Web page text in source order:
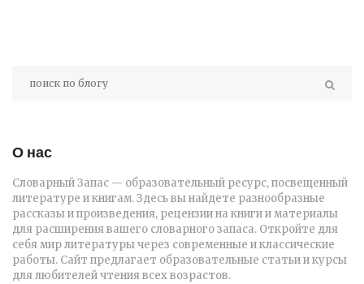
О нас
Словарный Запас — образовательный ресурс, посвещенный
литературе и книгам. Здесь вы найдете разнообразные
рассказы и произведения, рецензии на книги и материалы
для расширения вашего словарного запаса. Откройте для
себя мир литературы через современные и классические
работы. Сайт предлагает образовательные статьи и курсы
для любителей чтения всех возрастов.